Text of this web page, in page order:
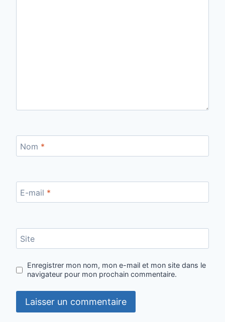
Nom *
E-mail *
Site
Enregistrer mon nom, mon e-mail et mon site dans le
navigateur pour mon prochain commentaire.